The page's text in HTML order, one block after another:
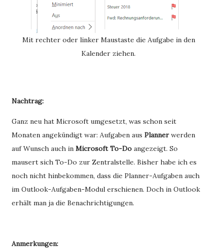
Mit rechter oder linker Maustaste die Aufgabe in den
Kalender ziehen.
Nachtrag:
Ganz neu hat Microsoft umgesetzt, was schon seit
Monaten angekündigt war: Aufgaben aus Planner werden
auf Wunsch auch in Microsoft To-Do angezeigt. So
mausert sich To-Do zur Zentralstelle. Bisher habe ich es
noch nicht hinbekommen, dass die Planner-Aufgaben auch
im Outlook-Aufgaben-Modul erschienen. Doch in Outlook
erhält man ja die Benachrichtigungen.
Anmerkungen: